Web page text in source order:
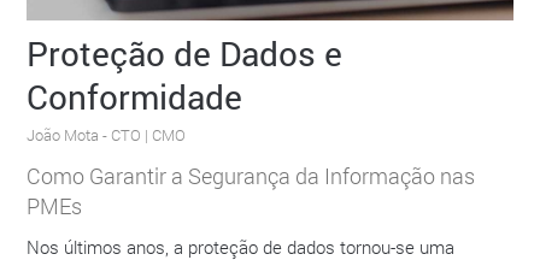
Proteção de Dados e
Conformidade
João Mota- CTO | CMO
Como Garantir a Segurança da Informação nas
PMEs
Nos últimos anos, a proteção de dados tornou-se uma